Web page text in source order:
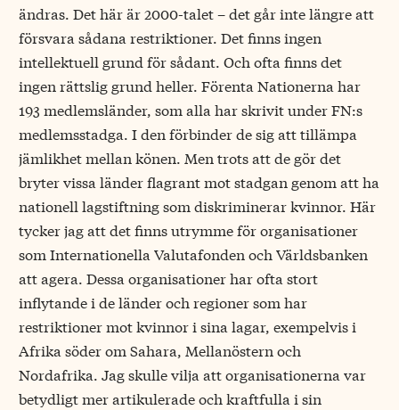
ändras. Det här är 2000-talet – det går inte längre att
försvara sådana restriktioner. Det finns ingen
intellektuell grund för sådant. Och ofta finns det
ingen rättslig grund heller. Förenta Nationerna har
193 medlemsländer, som alla har skrivit under FN:s
medlemsstadga. I den förbinder de sig att tillämpa
jämlikhet mellan könen. Men trots att de gör det
bryter vissa länder flagrant mot stadgan genom att ha
nationell lagstiftning som diskriminerar kvinnor. Här
tycker jag att det finns utrymme för organisationer
som Internationella Valutafonden och Världsbanken
att agera. Dessa organisationer har ofta stort
inflytande i de länder och regioner som har
restriktioner mot kvinnor i sina lagar, exempelvis i
Afrika söder om Sahara, Mellanöstern och
Nordafrika. Jag skulle vilja att organisationerna var
betydligt mer artikulerade och kraftfulla i sin